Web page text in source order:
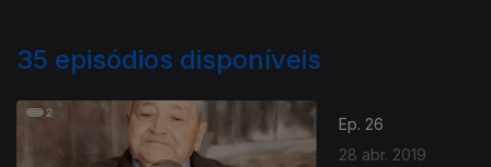
35 episódios disponíveis
Ep. 26
28 abr. 2019